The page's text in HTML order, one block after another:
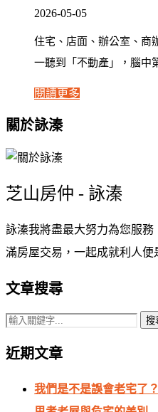
2026-05-05
住宅、店面、辦公室、商
一聽到「不動產」，腦中
閱讀更多
關於詠溱
芝山房仲 - 詠溱
詠溱我將盡最大努力為您服
滿房屋交易，一起成就利人便
文章搜尋
近期文章
我們是不是誤會老宅了